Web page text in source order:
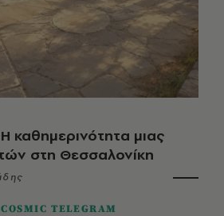
καθημερινότητα μιας
στη Θεσσαλονίκη
COSMIC TELEGRAM